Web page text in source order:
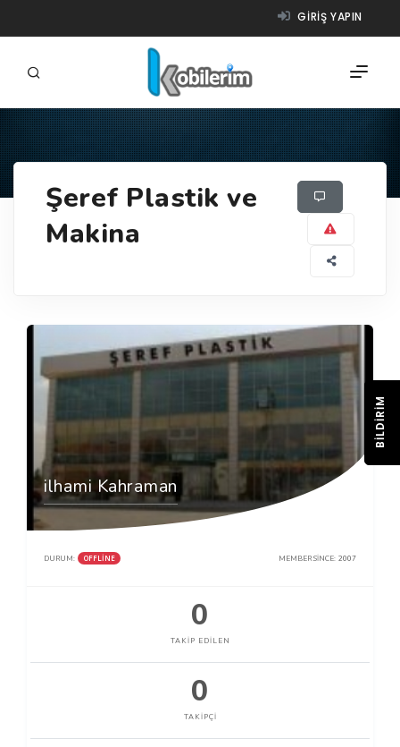
GIRIŞ YAPIN
ÜRÜNLER
Şeref Plastik ve
Makina
ilhami Kahraman
DURUM: OFFLINE MEMBER SINCE: 2007
0
TAKIP EDILEN
0
TAKIPÇI
BILDIRIM